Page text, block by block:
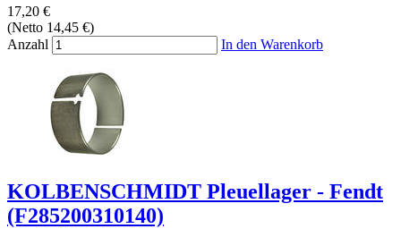
17,20 €
(Netto 14,45 €)
Anzahl
In den Warenkorb
KOLBENSCHMIDT Pleuellager - Fendt
(F285200310140)